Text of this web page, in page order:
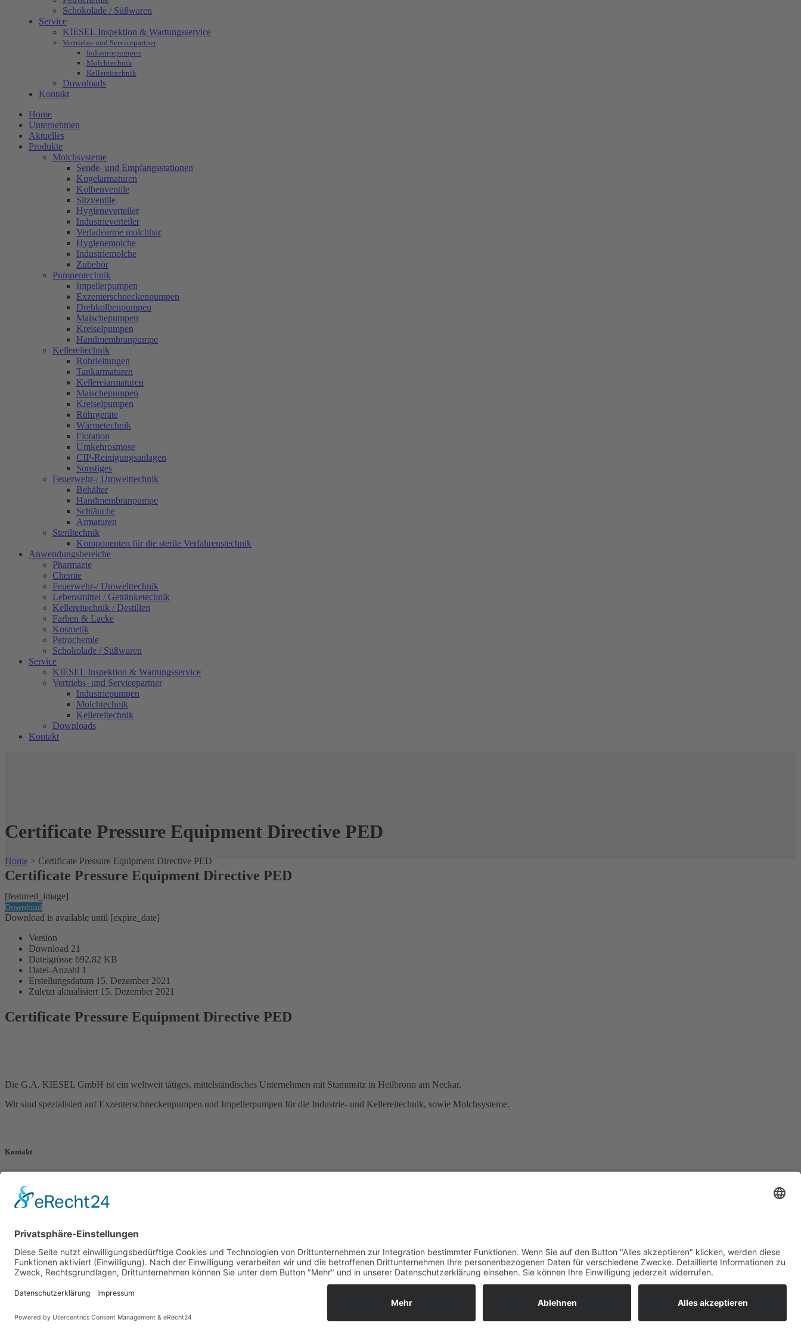
Schokolade / Süßwaren
Service
KIESEL Inspektion & Wartungsservice
Vertriebs- und Servicepartner
Industriepumpen
Molchtechnik
Kellereitechnik
Downloads
Kontakt
Home
Unternehmen
Aktuelles
Produkte
Molchsysteme
Sende- und Empfangsstationen
Kugelarmaturen
Kolbenventile
Sitzventile
Hygieneverteiler
Industrieverteiler
Verladearme molchbar
Hygienemolche
Industriemolche
Zubehör
Pumpentechnik
Impellerpumpen
Exzenterschneckenpumpen
Drehkolbenpumpen
Maischepumpen
Kreiselpumpen
Handmembranpumpe
Kellereitechnik
Rohrleitungen
Tankarmaturen
Kellereiarmaturen
Maischepumpen
Kreiselpumpen
Rührgeräte
Wärmetechnik
Flotation
Umkehrosmose
CIP-Reinigungsanlagen
Sonstiges
Feuerwehr-/ Umwelttechnik
Behälter
Handmembranpumpe
Schläuche
Armaturen
Steriltechnik
Komponenten für die sterile Verfahrenstechnik
Anwendungsbereiche
Pharmazie
Chemie
Feuerwehr-/ Umwelttechnik
Lebensmittel / Getränketechnik
Kellereitechnik / Destillen
Farben & Lacke
Kosmetik
Petrochemie
Schokolade / Süßwaren
Service
KIESEL Inspektion & Wartungsservice
Vertriebs- und Servicepartner
Industriepumpen
Molchtechnik
Kellereitechnik
Downloads
Kontakt
Certificate Pressure Equipment Directive PED
Home > Certificate Pressure Equipment Directive PED
Certificate Pressure Equipment Directive PED
[featured_image]
Download
Download is available until [expire_date]
Version
Download 21
Dateigrösse 692.82 KB
Datei-Anzahl 1
Erstellungsdatum 15. Dezember 2021
Zuletzt aktualisiert 15. Dezember 2021
Certificate Pressure Equipment Directive PED
Die G.A. KIESEL GmbH ist ein weltweit tätiges, mittelständisches Unternehmen mit Stammsitz in Heilbronn am Neckar.
Wir sind spezialisiert auf Exzenterschneckenpumpen und Impellerpumpen für die Industrie- und Kellereitechnik, sowie Molchsysteme.
Kontakt
G.A. KIESEL GmbH
Wannenäckerstr. 20
74078 Heilbronn
Deutschland
Fax: +49 7131 2825-50
E-Mail:info@kiesel-online.de
© 2021Systemhaus JOAM
AGB
Datenschutzerklärung